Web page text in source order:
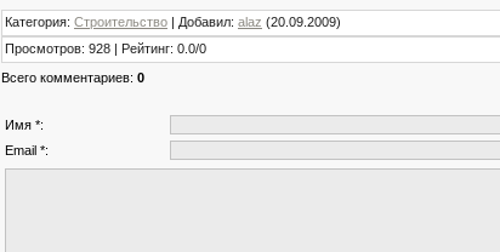
Категория: Строительство | Добавил: alaz (20.09.2009)
Просмотров: 928 | Рейтинг: 0.0/0
Всего комментариев: 0
Имя *:
Email *: